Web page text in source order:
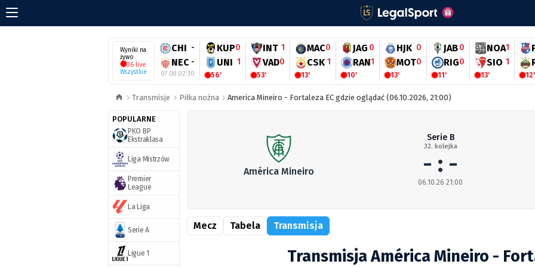
Wyniki na
żywo
36 live
Wszystkie
CHI -
NEC -
07.08 02:30
KUP0
UNI 1
56'
INT 1
VAD0
53'
MAC0
CSK 1
13'
JAG 0
RAN1
10'
HJK 0
MOT0
13'
JAB0
RIG0
11'
NOA1
SIO 1
13' 12'
Transmisje Piłka nożna America Mineiro - Fortaleza EC gdzie oglądać (06.10.2026, 21:00)
POPULARNE
PKO BP
Ekstraklasa
Liga Mistrzów
Premier
League
La Liga
Serie A
Ligue 1
América Mineiro
Serie B
32. kolejka
- : -
06.10.26 21:00
Mecz Tabela Transmisja
Transmisja América Mineiro -